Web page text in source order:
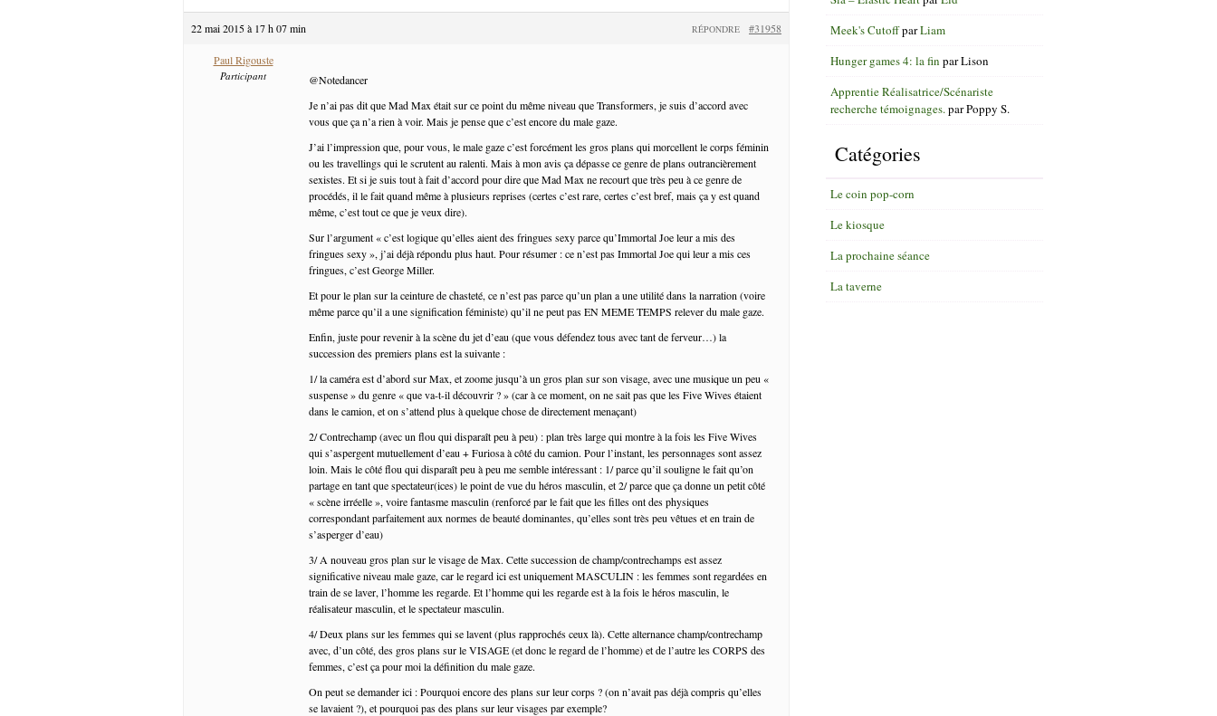
22 mai 2015 à 17 h 07 min #31958
RÉPONDRE
Paul Rigouste
Participant
@Notedancer
Je n’ai pas dit que Mad Max était sur ce point du même niveau que Transformers, je suis d’accord avec
vous que ça n’a rien à voir. Mais je pense que c’est encore du male gaze.
J’ai l’impression que, pour vous, le male gaze c’est forcément les gros plans qui morcellent le corps féminin
ou les travellings qui le scrutent au ralenti. Mais à mon avis ça dépasse ce genre de plans outrancièrement
sexistes. Et si je suis tout à fait d’accord pour dire que Mad Max ne recourt que très peu à ce genre de
procédés, il le fait quand même à plusieurs reprises (certes c’est rare, certes c’est bref, mais ça y est quand
même, c’est tout ce que je veux dire).
Sur l’argument « c’est logique qu’elles aient des fringues sexy parce qu’Immortal Joe leur a mis des
fringues sexy », j’ai déjà répondu plus haut. Pour résumer : ce n’est pas Immortal Joe qui leur a mis ces
fringues, c’est George Miller.
Et pour le plan sur la ceinture de chasteté, ce n’est pas parce qu’un plan a une utilité dans la narration (voire
même parce qu’il a une signification féministe) qu’il ne peut pas EN MEME TEMPS relever du male gaze.
Enfin, juste pour revenir à la scène du jet d’eau (que vous défendez tous avec tant de ferveur…) la
succession des premiers plans est la suivante :
1/ la caméra est d’abord sur Max, et zoome jusqu’à un gros plan sur son visage, avec une musique un peu «
suspense » du genre « que va-t-il découvrir ? » (car à ce moment, on ne sait pas que les Five Wives étaient
dans le camion, et on s’attend plus à quelque chose de directement menaçant)
2/ Contrechamp (avec un flou qui disparaît peu à peu) : plan très large qui montre à la fois les Five Wives
qui s’aspergent mutuellement d’eau + Furiosa à côté du camion. Pour l’instant, les personnages sont assez
loin. Mais le côté flou qui disparaît peu à peu me semble intéressant : 1/ parce qu’il souligne le fait qu’on
partage en tant que spectateur(ices) le point de vue du héros masculin, et 2/ parce que ça donne un petit côté
« scène irréelle », voire fantasme masculin (renforcé par le fait que les filles ont des physiques
correspondant parfaitement aux normes de beauté dominantes, qu’elles sont très peu vêtues et en train de
s’asperger d’eau)
3/ A nouveau gros plan sur le visage de Max. Cette succession de champ/contrechamps est assez
significative niveau male gaze, car le regard ici est uniquement MASCULIN : les femmes sont regardées en
train de se laver, l’homme les regarde. Et l’homme qui les regarde est à la fois le héros masculin, le
réalisateur masculin, et le spectateur masculin.
4/ Deux plans sur les femmes qui se lavent (plus rapprochés ceux là). Cette alternance champ/contrechamp
avec, d’un côté, des gros plans sur le VISAGE (et donc le regard de l’homme) et de l’autre les CORPS des
femmes, c’est ça pour moi la définition du male gaze.
On peut se demander ici : Pourquoi encore des plans sur leur corps ? (on n’avait pas déjà compris qu’elles
se lavaient ?), et pourquoi pas des plans sur leur visages par exemple?
Meek's CutoffparLiam
Hunger games 4: la fin parLison
Apprentie Réalisatrice/Scénariste
recherche témoignages. parPoppy S.
Catégories
Le coin pop-corn
Le kiosque
La prochaine séance
La taverne